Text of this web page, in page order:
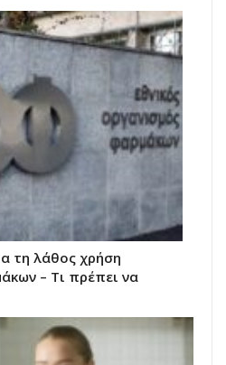
τη λάθος χρήση
– Τι πρέπει να